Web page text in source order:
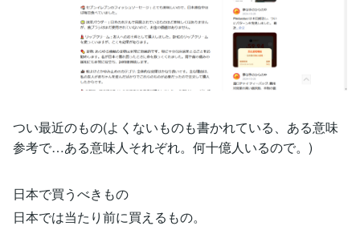
つい最近のもの(よくないものも書かれている、ある意味
参考で…ある意味人それぞれ。何十億人いるので。)
日本で買うべきもの
日本では当たり前に買えるもの。